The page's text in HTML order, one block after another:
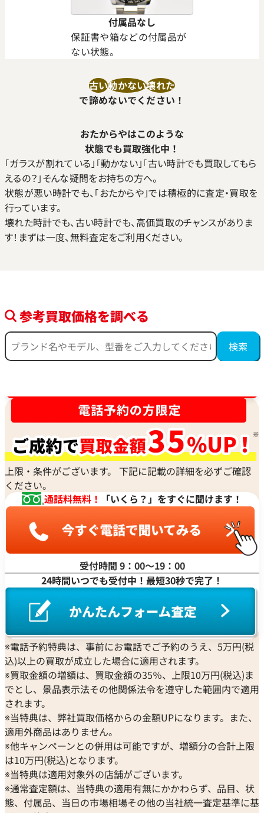
付属品なし
保証書や箱などの付属品が
ない状態。
古い動かない壊れた
で諦めないでください！
おたからやはこのような
状態でも買取強化中！
｢ガラスが割れている｣｢動かない｣｢古い時計でも買取してもら
えるの？｣そんな疑問をお持ちの方へ。
状態が悪い時計でも、｢おたからや｣では積極的に査定・買取を
行っています。
壊れた時計でも、古い時計でも、高価買取のチャンスがありま
す！まずは一度、無料査定をご利用ください。
参考買取価格を調べる
上限・条件がございます。 下記に記載の詳細を必ずご確認
ください。
通話料無料！
「いくら？」をすぐに聞けます！
受付時間 9：00〜19：00
24時間いつでも受付中！最短30秒で完了！
※電話予約特典は、事前にお電話でご予約のうえ、5万円(税
込)以上の買取が成立した場合に適用されます。
※買取金額の増額は、買取金額の35％、上限10万円(税込)ま
でとし、景品表示法その他関係法令を遵守した範囲内で適用
されます。
※当特典は、弊社買取価格からの金額UPになります。また、
適用外商品はありません。
※他キャンペーンとの併用は可能ですが、増額分の合計上限
は10万円(税込)となります。
※当特典は適用対象外の店舗がございます。
※通常査定額は、当特典の適用有無にかかわらず、品目、状
態、付属品、当日の市場相場その他の当社統一査定基準に基